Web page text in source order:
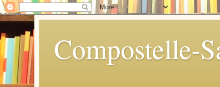
Compostelle-